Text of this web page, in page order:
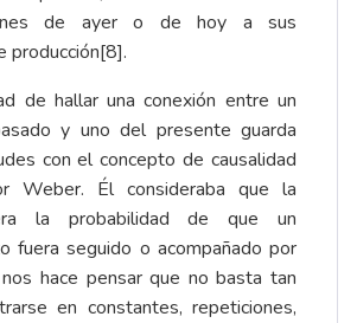
de ayer o de hoy a sus
producción[8].
de hallar una conexión entre un
y uno del presente guarda
con el concepto de causalidad
Weber. Él consideraba que la
la probabilidad de que un
fuera seguido o acompañado por
hace pensar que no basta tan
en constantes, repeticiones,